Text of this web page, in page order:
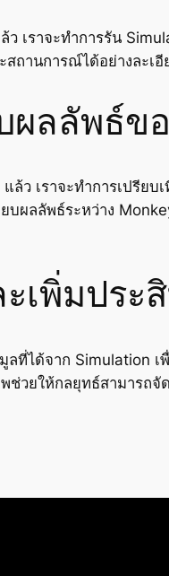
เราจะทำการรัน
สถานการณ์ได้อย่างละเ
ผลลัพธ์ข
ล้ว เราจะทำการเปรีย
บผลลัพธ์ระหว่าง
เพิ่มประ
ลที่ได้จาก Simulation
วยให้กลยุทธ์สามารถจั